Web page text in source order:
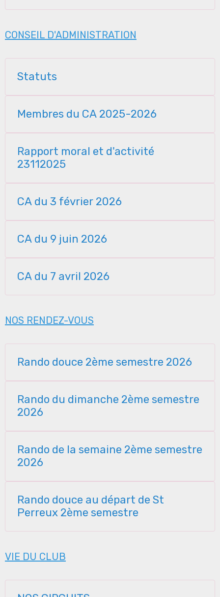
CONSEIL D'ADMINISTRATION
Statuts
Membres du CA 2025-2026
Rapport moral et d'activité
23112025
CA du 3 février 2026
CA du 9 juin 2026
CA du 7 avril 2026
NOS RENDEZ-VOUS
Rando douce 2ème semestre 2026
Rando du dimanche 2ème semestre
2026
Rando de la semaine 2ème semestre
2026
Rando douce au départ de St
Perreux 2ème semestre
VIE DU CLUB